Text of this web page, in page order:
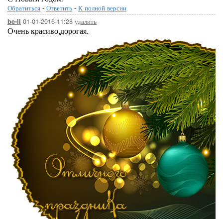
Обратиться - Ответить - К полной версии
be-ll 01-01-2016-11:28 удалить
Очень красиво,дорогая.